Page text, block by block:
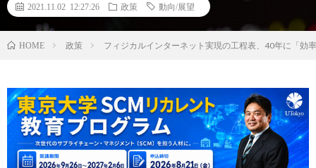
2021.11.02 12:27:26 政策 動向/展望
HOME 政策 フィジカルインターネット実現の工程表、40年に「効